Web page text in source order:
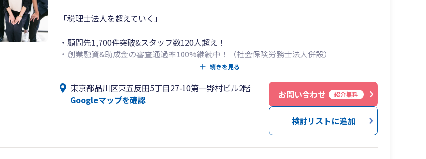
「税理士法人を超えていく」
・顧問先1,700件突破&スタッフ数120人超え！
・創業融資&助成金の審査通過率100%継続中！（社会保険労務士法人併設）
・会社設立代行は顧問契約で代行手数料14万円が無料！（登記は司法書士が行います）
定アドバイザー）
・スタートアップの創業支援から売上数百億円規模の大企業の事業承継まで対応可能！
ハートランド税理士法人（本社：大阪府北区）は、どこの税理士事務所でもエースとなれ
る高度な専門知識とコミュニケーション能力を兼ね備えた人材が、中小企業向けに税務サ
ービスを展開する稀有な税理士法人です。
続きを見る
東京都品川区東五反田5丁目27-10第一野村ビル2階
Googleマップを確認
お問い合わせ 紹介無料
検討リストに追加